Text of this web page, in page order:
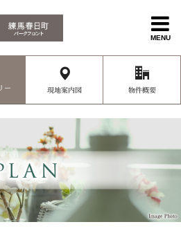
MENU
ー 現地案内図 物件概要